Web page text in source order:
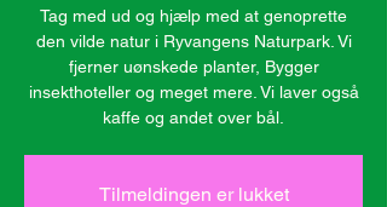
Tag med ud og hjælp med at genoprette
den vilde natur i Ryvangens Naturpark. Vi
fjerner uønskede planter, Bygger
insekthoteller og meget mere. Vi laver også
kaffe og andet over bål.
Tilmeldingen er lukket